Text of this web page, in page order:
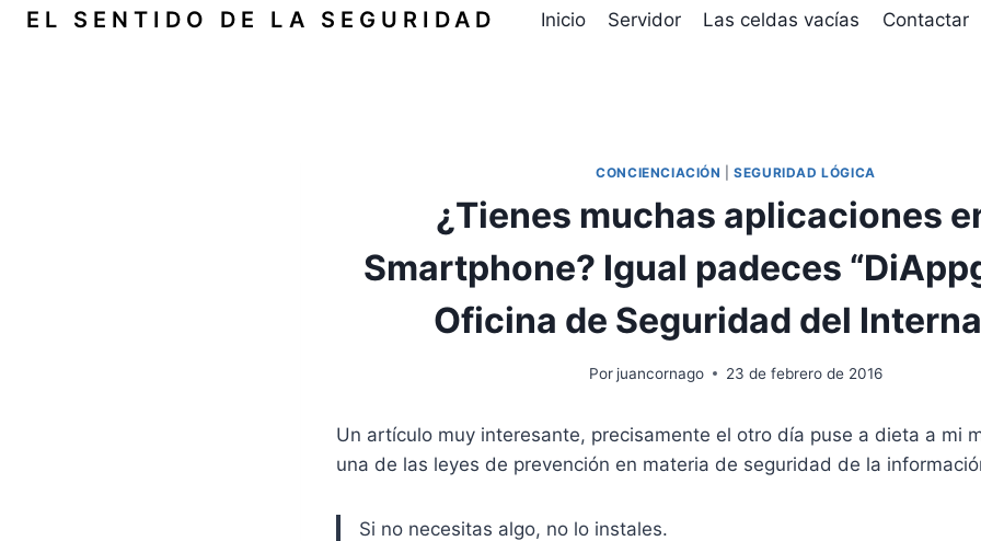
SaltarEL SENTIDO DE LA SEGURIDAD Inicio Servidor Las celdas vacías Contactar
CONCIENCIACIÓN |SEGURIDAD LÓGICA
¿Tienes muchas aplicaciones
Smartphone? Igual padeces
Oficina de Seguridad del
Por juancornago 23 de febrero de 2016
Un artículo muy interesante, precisamente el otro día puse a dieta a mi
una de las leyes de prevención en materia de seguridad de la
Si no necesitas algo, no lo instales.